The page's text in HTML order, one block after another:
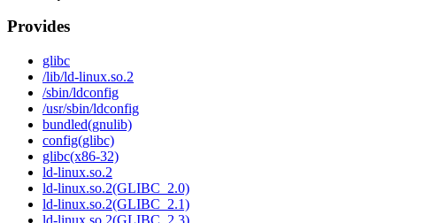
Provides
glibc
/lib/ld-linux.so.2
/sbin/ldconfig
/usr/sbin/ldconfig
bundled(gnulib)
config(glibc)
glibc(x86-32)
ld-linux.so.2
ld-linux.so.2(GLIBC_2.0)
ld-linux.so.2(GLIBC_2.1)
ld-linux.so.2(GLIBC_2.3)